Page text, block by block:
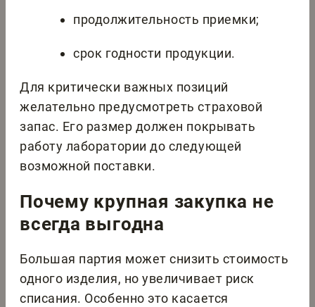
продолжительность приемки;
срок годности продукции.
Для критически важных позиций
желательно предусмотреть страховой
запас. Его размер должен покрывать
работу лаборатории до следующей
возможной поставки.
Почему крупная закупка не
всегда выгодна
Большая партия может снизить стоимость
одного изделия, но увеличивает риск
списания. Особенно это касается